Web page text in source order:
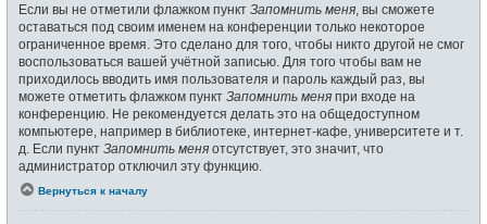
Если вы не отметили флажком пункт Запомнить меня , вы сможете
оставаться под своим именем на конференции только некоторое
ограниченное время. Это сделано для того, чтобы никто другой не смог
воспользоваться вашей учётной записью. Для того чтобы вам не
приходилось вводить имя пользователя и пароль каждый раз, вы
можете отметить флажком пункт Запомнить меня при входе на
конференцию. Не рекомендуется делать это на общедоступном
компьютере, например в библиотеке, интернет-кафе, университете и т.
д. Если пункт Запомнить меня отсутствует, это значит, что
администратор отключил эту функцию.
Вернуться к началу